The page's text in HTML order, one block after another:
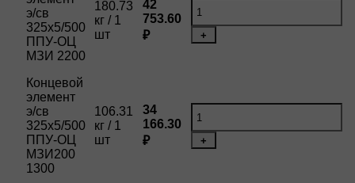
э/св
325х5/500
ППУ-ОЦ
МЗИ 2200
180.73
кг / 1
шт
42
753.60
₽
+
Концевой
элемент
э/св
325х5/500
ППУ-ОЦ
МЗИ200
1300
106.31
кг / 1
шт
34
166.30
₽
+